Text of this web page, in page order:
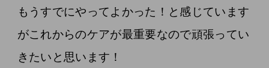
もうすでにやってよかった！と感じています
がこれからのケアが最重要なので頑張ってい
きたいと思います！